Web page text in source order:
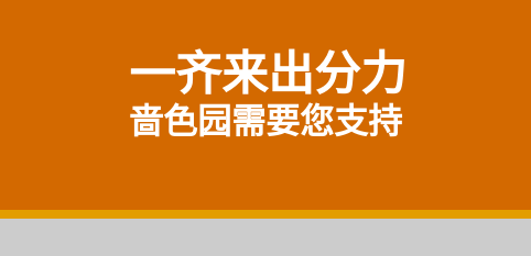
一齐来出分力
啬色园需要您支持